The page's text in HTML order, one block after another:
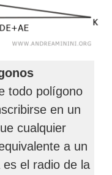
todo polígono
en un
cualquier
a un
el radio de la